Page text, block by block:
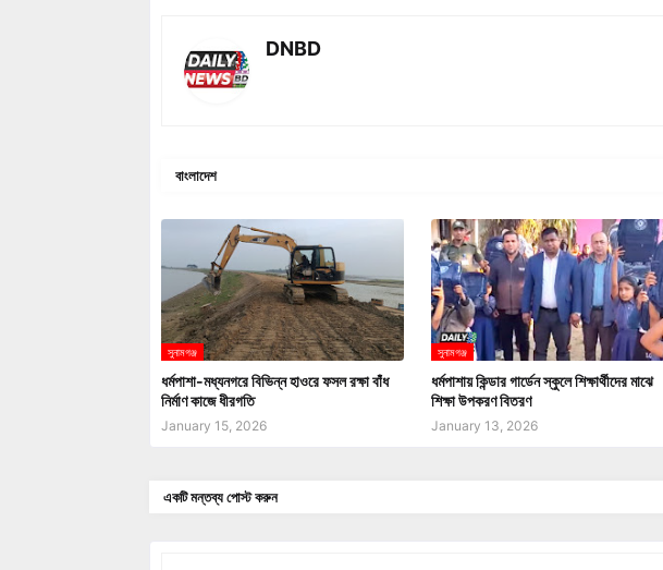
DNBD
বাংলাদেশ
সুনামগঞ্জ
ধর্মপাশা-মধ্যনগরে বিভিন্ন হাওরে ফসল রক্ষা বাঁধ
নির্মাণ কাজে ধীরগতি
January 15, 2026
সুনামগঞ্জ
ধর্মপাশায় কিন্ডার গার্ডেন স্কুলে শিক্ষার্থীদের মাঝে
শিক্ষা উপকরণ বিতরণ
January 13, 2026
একটি মন্তব্য পোস্ট করুন